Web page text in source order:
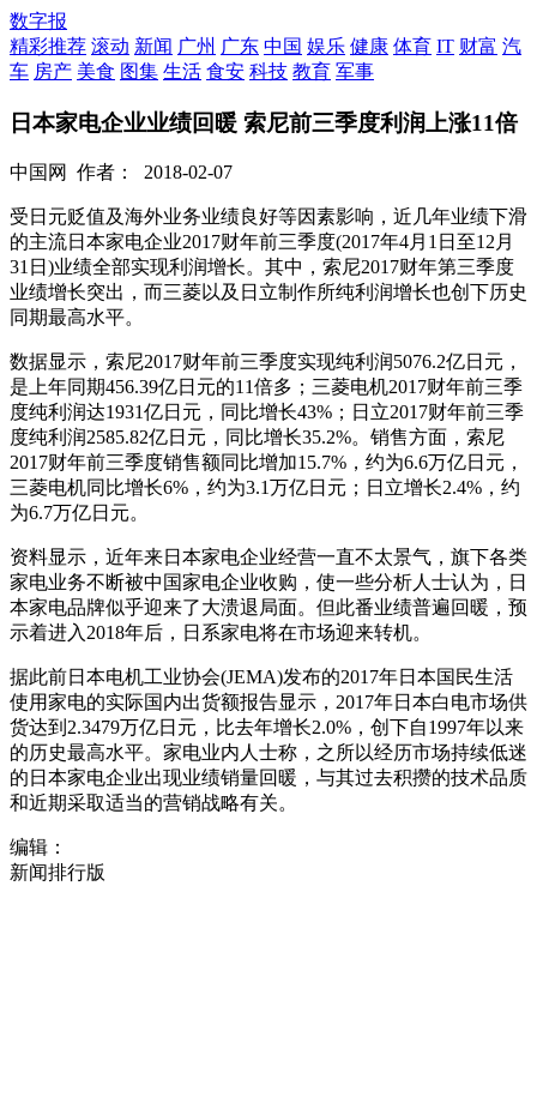
数字报
精彩推荐 滚动 新闻 广州 广东 中国 娱乐 健康 体育 IT 财富 汽
车 房产 美食 图集 生活 食安 科技 教育 军事
日本家电企业业绩回暖 索尼前三季度利润上涨11倍
中国网 作者： 2018-02-07
受日元贬值及海外业务业绩良好等因素影响，近几年业绩下滑
的主流日本家电企业2017财年前三季度(2017年4月1日至12月
31日)业绩全部实现利润增长。其中，索尼2017财年第三季度
业绩增长突出，而三菱以及日立制作所纯利润增长也创下历史
同期最高水平。
数据显示，索尼2017财年前三季度实现纯利润5076.2亿日元，
是上年同期456.39亿日元的11倍多；三菱电机2017财年前三季
度纯利润达1931亿日元，同比增长43%；日立2017财年前三季
度纯利润2585.82亿日元，同比增长35.2%。销售方面，索尼
2017财年前三季度销售额同比增加15.7%，约为6.6万亿日元，
三菱电机同比增长6%，约为3.1万亿日元；日立增长2.4%，约
为6.7万亿日元。
资料显示，近年来日本家电企业经营一直不太景气，旗下各类
家电业务不断被中国家电企业收购，使一些分析人士认为，日
本家电品牌似乎迎来了大溃退局面。但此番业绩普遍回暖，预
示着进入2018年后，日系家电将在市场迎来转机。
据此前日本电机工业协会(JEMA)发布的2017年日本国民生活
使用家电的实际国内出货额报告显示，2017年日本白电市场供
货达到2.3479万亿日元，比去年增长2.0%，创下自1997年以来
的历史最高水平。家电业内人士称，之所以经历市场持续低迷
的日本家电企业出现业绩销量回暖，与其过去积攒的技术品质
和近期采取适当的营销战略有关。
编辑：
新闻排行版